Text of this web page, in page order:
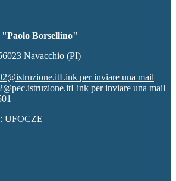
Borsellino"
Navacchio (PI)
Link per inviare una mail
Link per inviare una mail
UFOCZE